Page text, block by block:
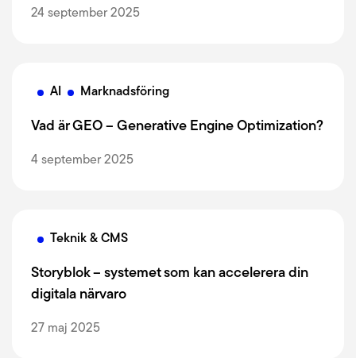
24 september 2025
AI Marknadsföring
Vad är GEO – Generative Engine Optimization?
4 september 2025
Teknik & CMS
Storyblok – systemet som kan accelerera din
digitala närvaro
27 maj 2025